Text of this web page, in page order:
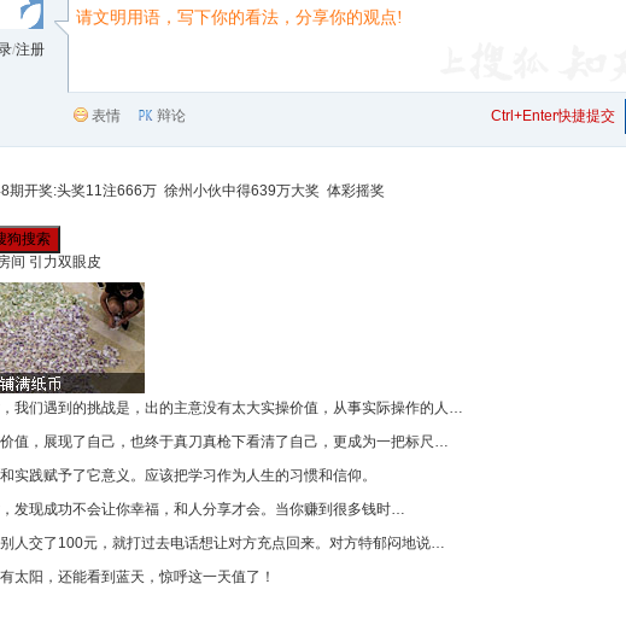
/注册
表情 辩论 Ctrl+Enter快捷提交
期开奖:头奖11注666万 徐州小伙中得639万大奖 体彩摇奖
间 引力双眼皮
我们遇到的挑战是，出的主意没有太大实操价值，从事实际操作的人…
值，展现了自己，也终于真刀真枪下看清了自己，更成为一把标尺…
实践赋予了它意义。应该把学习作为人生的习惯和信仰。
发现成功不会让你幸福，和人分享才会。当你赚到很多钱时…
人交了100元，就打过去电话想让对方充点回来。对方特郁闷地说…
太阳，还能看到蓝天，惊呼这一天值了！